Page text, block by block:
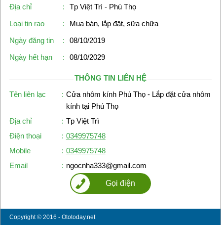
Địa chỉ :
Tp Việt Trì - Phú Thọ
Loại tin rao
:
Mua bán, lắp đặt, sữa chữa
Ngày đăng tin
:
08/10/2019
Ngày hết hạn
: 08/10/2029
THÔNG TIN LIÊN HỆ
Tên liên lạc
: Cửa nhôm kính Phú Thọ - Lắp đặt cửa nhôm
kính tại Phú Thọ
Địa chỉ
: Tp Việt Trì
Điện thoại
: 0349975748
Mobile
: 0349975748
Email
: ngocnha333@gmail.com
Gọi điện
Copyright © 2016 - Ototoday.net